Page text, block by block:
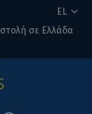
EL
σε Ελλάδα